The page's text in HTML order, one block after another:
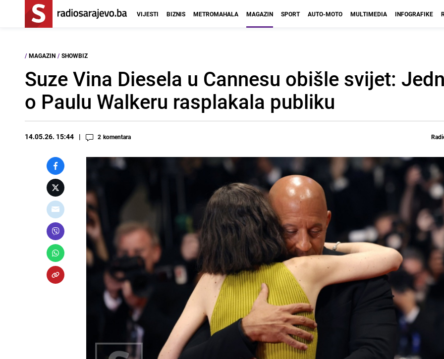
VIJESTI BIZNIS METROMAHALA MAGAZIN SPORT AUTO-MOTO MULTIMEDIA INFOGRAFIKE
/ MAGAZIN / SHOWBIZ
Suze Vina Diesela u Cannesu obišle svijet:
o Paulu Walkeru rasplakala publiku
14.05.26. 15:44 2 komentara